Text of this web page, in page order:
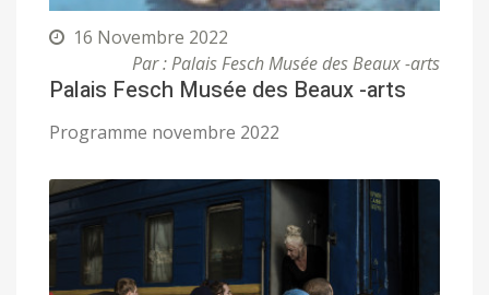
16 Novembre 2022
Par : Palais Fesch Musée des Beaux -arts
Palais Fesch Musée des Beaux -arts
Programme novembre 2022